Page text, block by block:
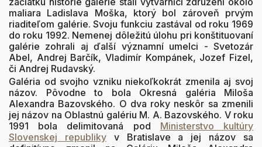
maliara Ladislava Moška, ktorý bol zároveň prvým
riaditeľom galérie. Svoju funkciu zastával od roku 1969
do roku 1992. Nemenej dôležitú úlohu pri konštituovaní
galérie zohrali aj ďalší významní umelci - Svetozár
Abel, Andrej Barčík, Vladimír Kompánek, Jozef Fizel,
či Andrej Rudavský.
Galéria od svojho vzniku niekoľkokrát zmenila aj svoj
názov. Pôvodne to bola Okresná galéria Miloša
Alexandra Bazovského. O dva roky neskôr sa zmenili
jej názov na Oblastnú galériu M. A. Bazovského. V roku
1991 bola delimitovaná pod Ministerstvo kultúry
Slovenskej republikyv Bratislave a jej názov sa